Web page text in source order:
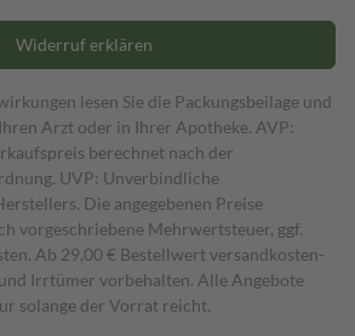
Widerruf erklären
lesen Sie die Packungsbeilage und
Arzt oder in Ihrer Apotheke. AVP:
berechnet nach der
UVP: Unverbindliche
Die angegebenen Preise
vorgeschriebene Mehrwertsteuer, ggf.
Ab 29,00 € Bestell­wert versand­kosten­
Irrtümer vorbehalten. Alle Angebote
solange der Vorrat reicht.